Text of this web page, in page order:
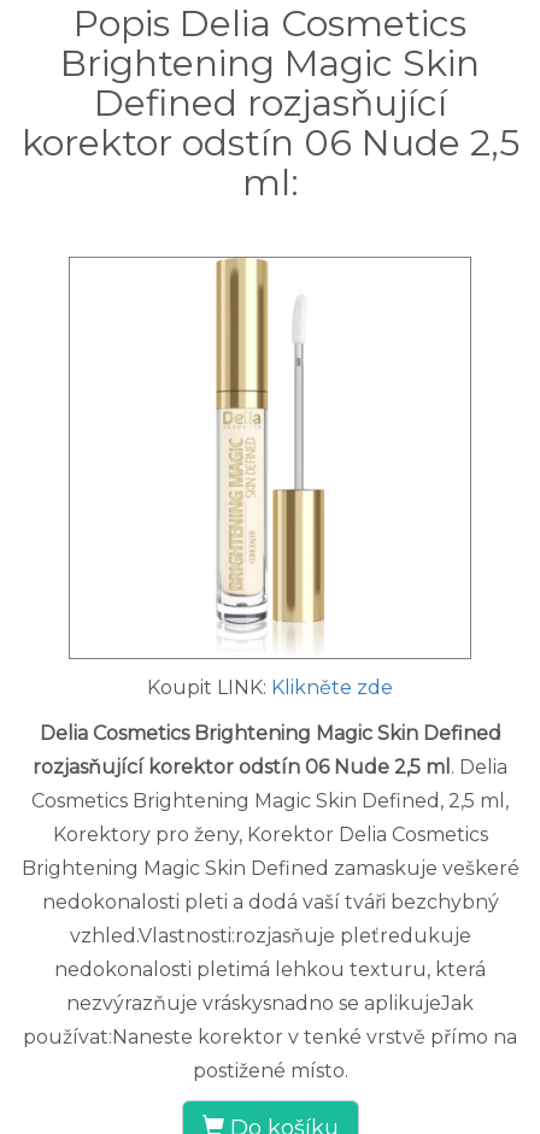
Popis Delia Cosmetics
Brightening Magic Skin
Defined rozjasňující
korektor odstín 06 Nude 2,5
ml:
Koupit LINK: Klikněte zde
Delia Cosmetics Brightening Magic Skin Defined
rozjasňující korektor odstín 06 Nude 2,5 ml . Delia
Cosmetics Brightening Magic Skin Defined, 2,5 ml,
Korektory pro ženy, Korektor Delia Cosmetics
Brightening Magic Skin Defined zamaskuje veškeré
nedokonalosti pleti a dodá vaší tváři bezchybný
vzhled.Vlastnosti:rozjasňuje pleťredukuje
nedokonalosti pletimá lehkou texturu, která
nezvýrazňuje vráskysnadno se aplikujeJak
používat:Naneste korektor v tenké vrstvě přímo na
postižené místo.
Do košíku